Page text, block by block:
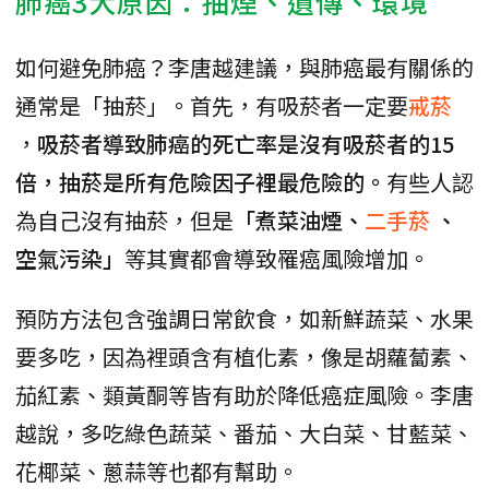
如何避免肺癌？李唐越建議，與肺癌最有關係的
通常是「抽菸」。首先，有吸菸者一定要戒菸
， 吸菸者導致肺癌的死亡率是沒有吸菸者的15
倍，抽菸是所有危險因子裡最危險的。 有些人認
為自己沒有抽菸，但是 「煮菜油煙、 二手菸 、
空氣污染」 等其實都會導致罹癌風險增加。
預防方法包含強調日常飲食，如新鮮蔬菜、水果
要多吃，因為裡頭含有植化素，像是胡蘿蔔素、
茄紅素、類黃酮等皆有助於降低癌症風險。李唐
越說，多吃綠色蔬菜、番茄、大白菜、甘藍菜、
花椰菜、蔥蒜等也都有幫助。